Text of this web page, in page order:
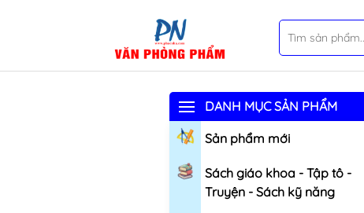
DANH MỤC SẢN PHẨM
Sản phẩm mới
Sách giáo khoa - Tập tô -
Truyện - Sách kỹ năng